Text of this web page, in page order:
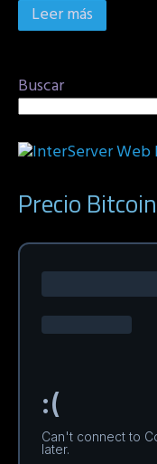
Leer más
Buscar
Precio Bitcoin